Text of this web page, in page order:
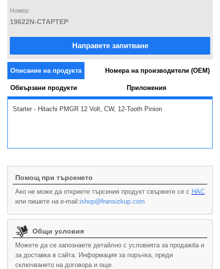
Номер:
19622N-СТАРТЕР
Направете запитване
Описание на продукта Номера на производители (OEM)
Обвързани продукти Приложения
Starter - Hitachi PMGR 12 Volt, CW, 12-Tooth Pinion
Помощ при търсенето
Ако не може да откриете търсения продукт свържете се с НАС
или пишете на e-mail:ishop@fransizkup.com
Общи условия
Можете да се запознаете детайлно с условията за продажба и
за доставка в сайта. Информация за поръчка, преди
сключването на договора и още.